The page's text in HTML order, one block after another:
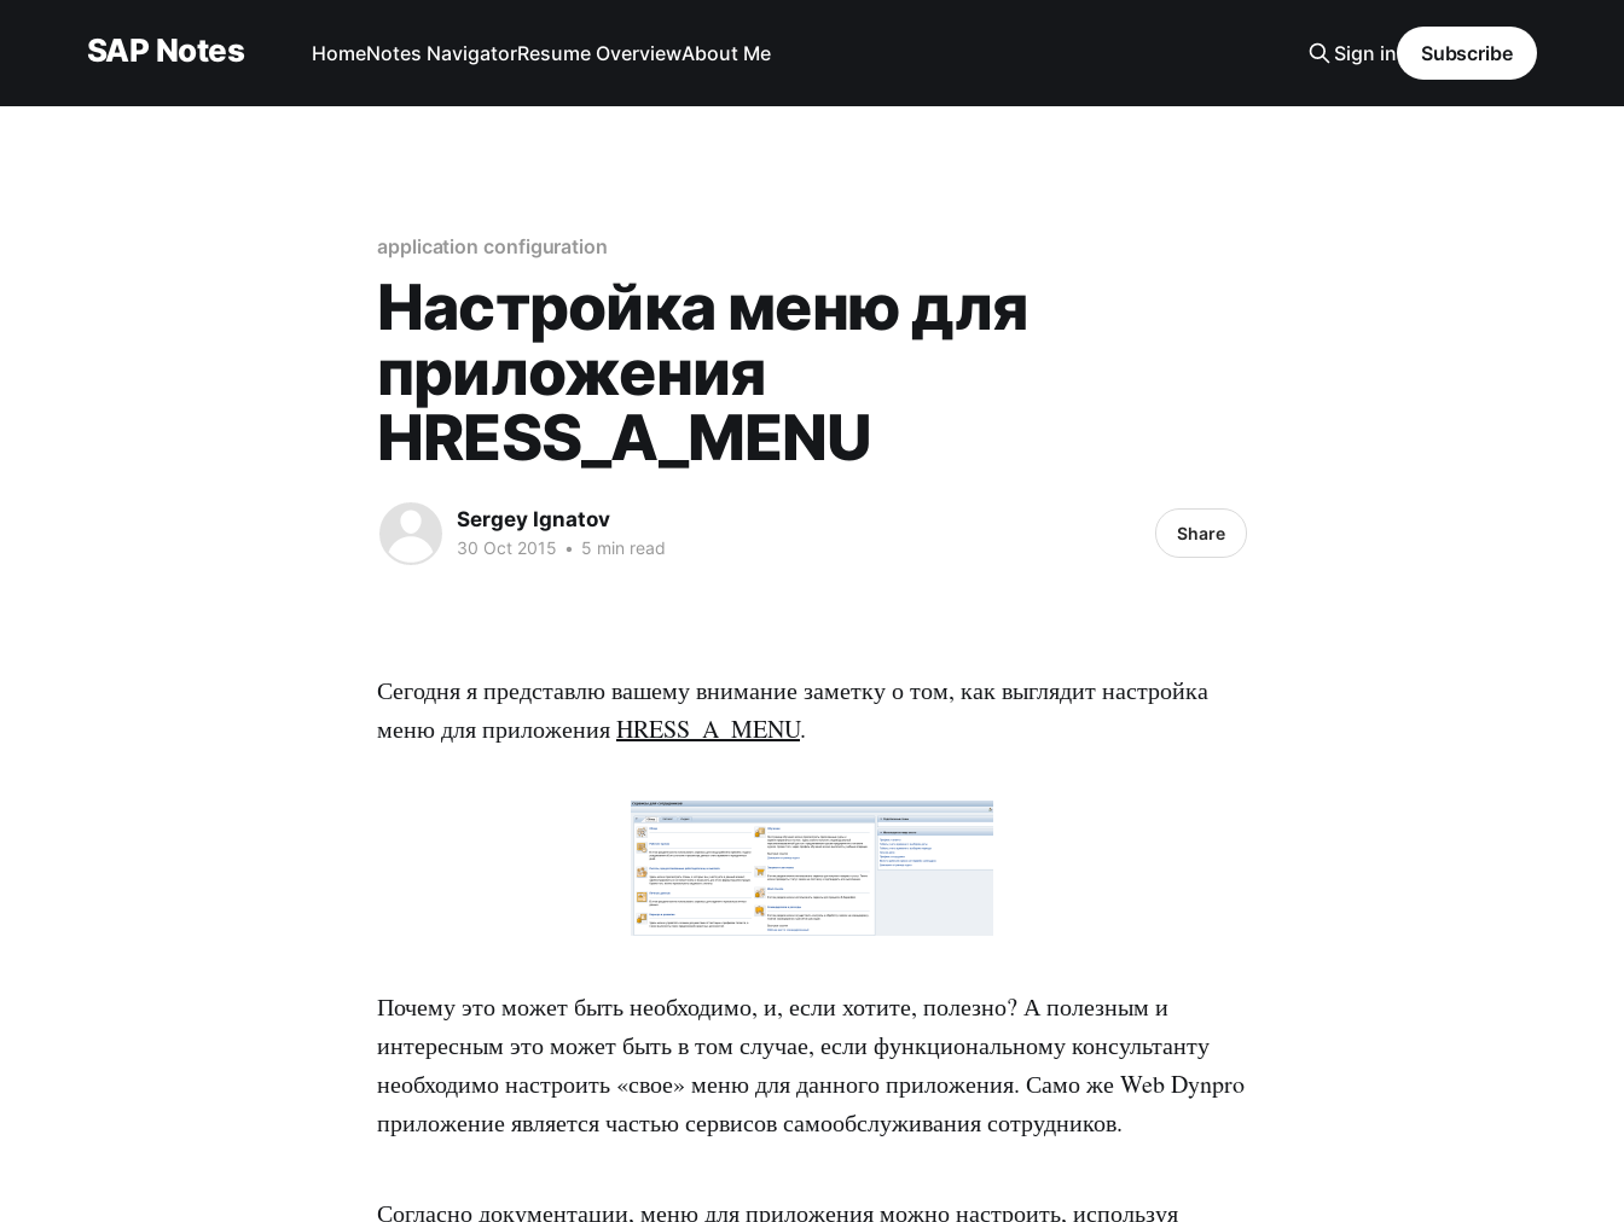
SAP Notes HomeNotes NavigatorResume OverviewAbout Me Sign in Subscribe
application configuration
Настройка меню для
приложения
HRESS_A_MENU
Sergey Ignatov
30 Oct 2015 • 5 min read
Share
Сегодня я представлю вашему внимание заметку о том, как выглядит настройка
меню для приложенияHRESS_A_MENU.
Почему это может быть необходимо, и, если хотите, полезно? А полезным и
интересным это может быть в том случае, если функциональному консультанту
необходимо настроить «свое» меню для данного приложения. Само же Web Dynpro
приложение является частью сервисов самообслуживания сотрудников.
Согласно документации, меню для приложения можно настроить, используя